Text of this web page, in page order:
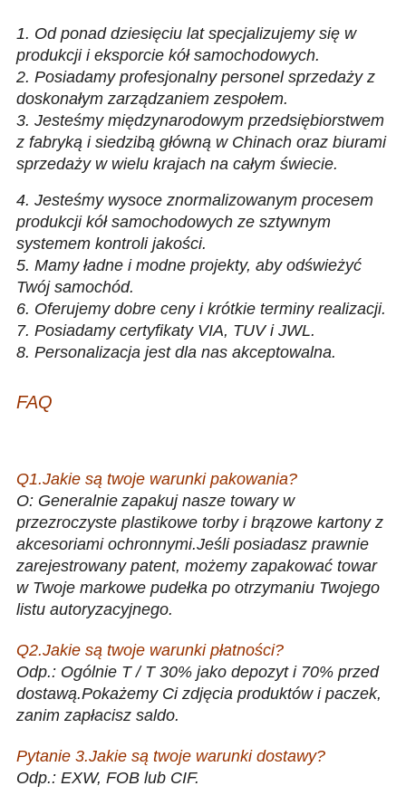
1. Od ponad dziesięciu lat specjalizujemy się w
produkcji i eksporcie kół samochodowych.
2. Posiadamy profesjonalny personel sprzedaży z
doskonałym zarządzaniem zespołem.
3. Jesteśmy międzynarodowym przedsiębiorstwem
z fabryką i siedzibą główną w Chinach oraz biurami
sprzedaży w wielu krajach na całym świecie.
4. Jesteśmy wysoce znormalizowanym procesem
produkcji kół samochodowych ze sztywnym
systemem kontroli jakości.
5. Mamy ładne i modne projekty, aby odświeżyć
Twój samochód.
6. Oferujemy dobre ceny i krótkie terminy realizacji.
7. Posiadamy certyfikaty VIA, TUV i JWL.
8. Personalizacja jest dla nas akceptowalna.
FAQ
Q1.Jakie są twoje warunki pakowania?
O: Generalnie zapakuj nasze towary w
przezroczyste plastikowe torby i brązowe kartony z
akcesoriami ochronnymi.Jeśli posiadasz prawnie
zarejestrowany patent, możemy zapakować towar
w Twoje markowe pudełka po otrzymaniu Twojego
listu autoryzacyjnego.
Q2.Jakie są twoje warunki płatności?
Odp.: Ogólnie T / T 30% jako depozyt i 70% przed
dostawą.Pokażemy Ci zdjęcia produktów i paczek,
zanim zapłacisz saldo.
Pytanie 3.Jakie są twoje warunki dostawy?
Odp.: EXW, FOB lub CIF.